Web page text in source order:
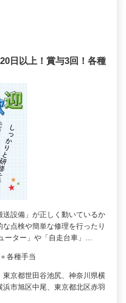
日以上！賞与3回！各種
設備」が正しく動いているか
点検や簡単な修理を行ったり
ーター」や「自走台車」…
各種手当
東京都世田谷池尻、神奈川県横
市旭区中尾、東京都北区赤羽